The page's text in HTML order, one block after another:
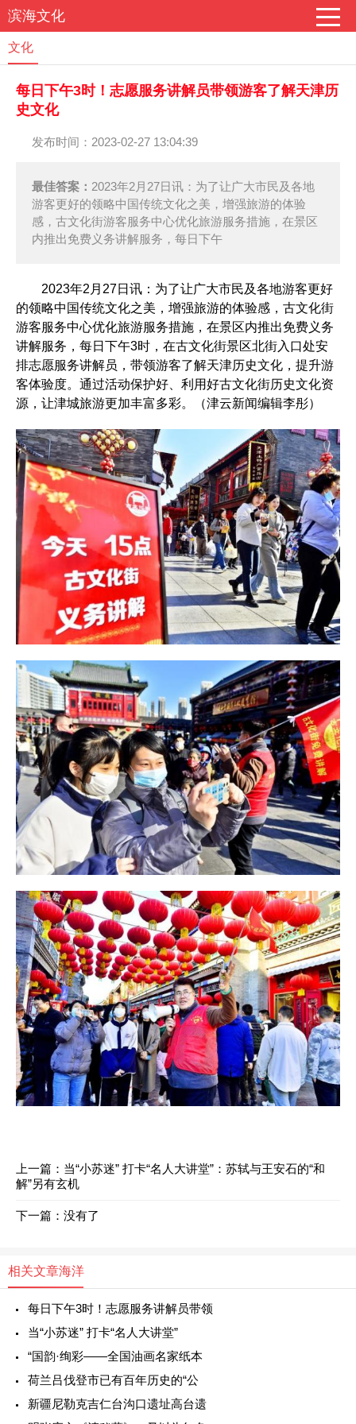
滨海文化
文化
每日下午3时！志愿服务讲解员带领游客了解天津历
史文化
发布时间：2023-02-27 13:04:39
最佳答案： 2023年2月27日讯：为了让广大市民及各地
游客更好的领略中国传统文化之美，增强旅游的体验
感，古文化街游客服务中心优化旅游服务措施，在景区
内推出免费义务讲解服务，每日下午
2023年2月27日讯：为了让广大市民及各地游客更好
的领略中国传统文化之美，增强旅游的体验感，古文化街
游客服务中心优化旅游服务措施，在景区内推出免费义务
讲解服务，每日下午3时，在古文化街景区北街入口处安
排志愿服务讲解员，带领游客了解天津历史文化，提升游
客体验度。通过活动保护好、利用好古文化街历史文化资
源，让津城旅游更加丰富多彩。（津云新闻编辑李彤）
上一篇： 当“小苏迷” 打卡“名人大讲堂”：苏轼与王安石的“和
解”另有玄机
下一篇：没有了
相关文章海洋
每日下午3时！志愿服务讲解员带领
当“小苏迷” 打卡“名人大讲堂”
“国韵·绚彩——全国油画名家纸本
荷兰吕伐登市已有百年历史的“公
新疆尼勒克吉仁台沟口遗址高台遗